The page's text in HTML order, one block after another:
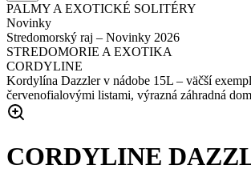
PALMY A EXOTICKÉ SOLITÉRY
Novinky
Stredomorský raj – Novinky 2026
STREDOMORIE A EXOTIKA
CORDYLINE
Kordylína Dazzler v nádobe 15L – väčší
červenofialovými listami, výrazná záhradná
CORDYLINE